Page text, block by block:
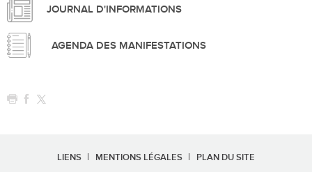
JOURNAL D'INFORMATIONS
AGENDA DES MANIFESTATIONS
LIENS MENTIONS LÉGALES PLAN DU SITE